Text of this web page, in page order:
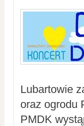
Lubartowie
oraz ogrodu
PMDK